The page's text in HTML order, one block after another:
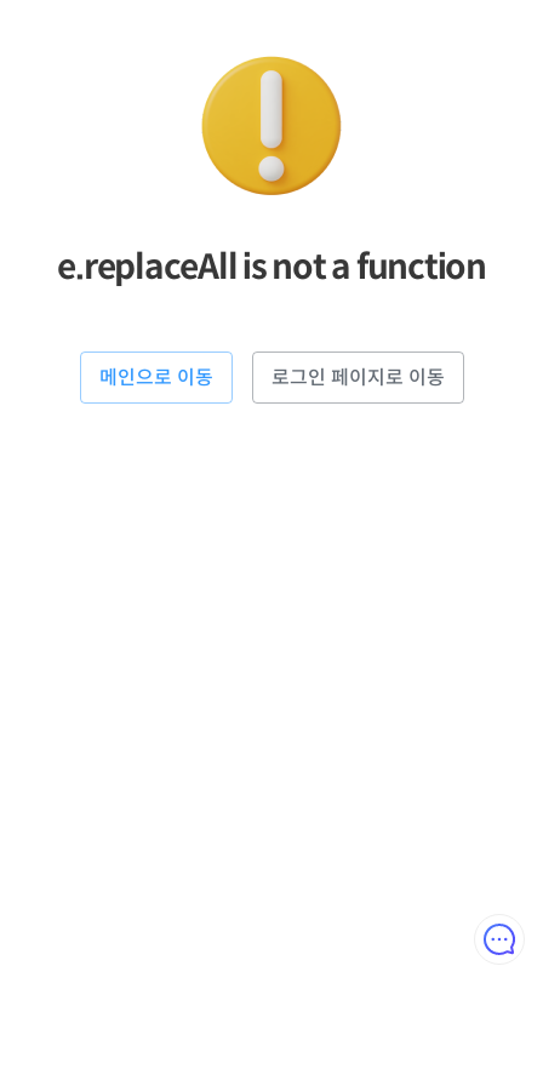
e.replaceAll is not a function
메인으로 이동 로그인 페이지로 이동